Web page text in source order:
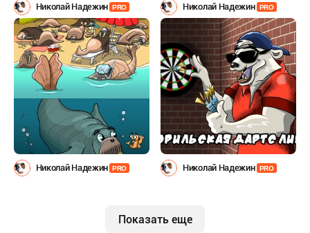
Николай Надежин PRO Николай Надежин PRO
Николай Надежин PRO Николай Надежин PRO
Показать еще